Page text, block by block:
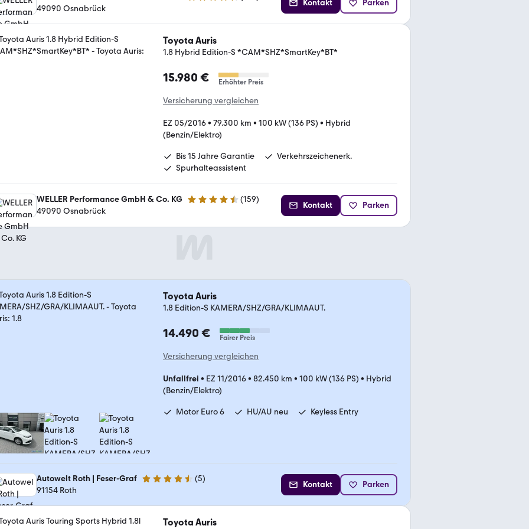
49090 Osnabrück
Kontakt Parken
Toyota Auris
1.8 Hybrid Edition-S *CAM*SHZ*SmartKey*BT*
15.980 € Erhöhter Preis
Versicherung vergleichen
EZ 05/2016• 79.300 km • 100 kW (136 PS) • Hybrid
(Benzin/Elektro)
Bis 15 Jahre Garantie
Verkehrszeichenerk.
Spurhalteassistent
WELLER Performance GmbH & Co. KG 4.5 Sterne (159)
49090 Osnabrück
Kontakt Parken
Toyota Auris
1.8 Edition-S KAMERA/SHZ/GRA/KLIMAAUT.
14.490 € Fairer Preis
Versicherung vergleichen
Unfallfrei • EZ 11/2016• 82.450 km • 100 kW (136 PS) • Hybrid
(Benzin/Elektro)
Motor Euro 6 HU/AU neu Keyless Entry
Autowelt Roth | Feser-Graf 4.4 Sterne (5)
91154 Roth
Kontakt Parken
Toyota Auris